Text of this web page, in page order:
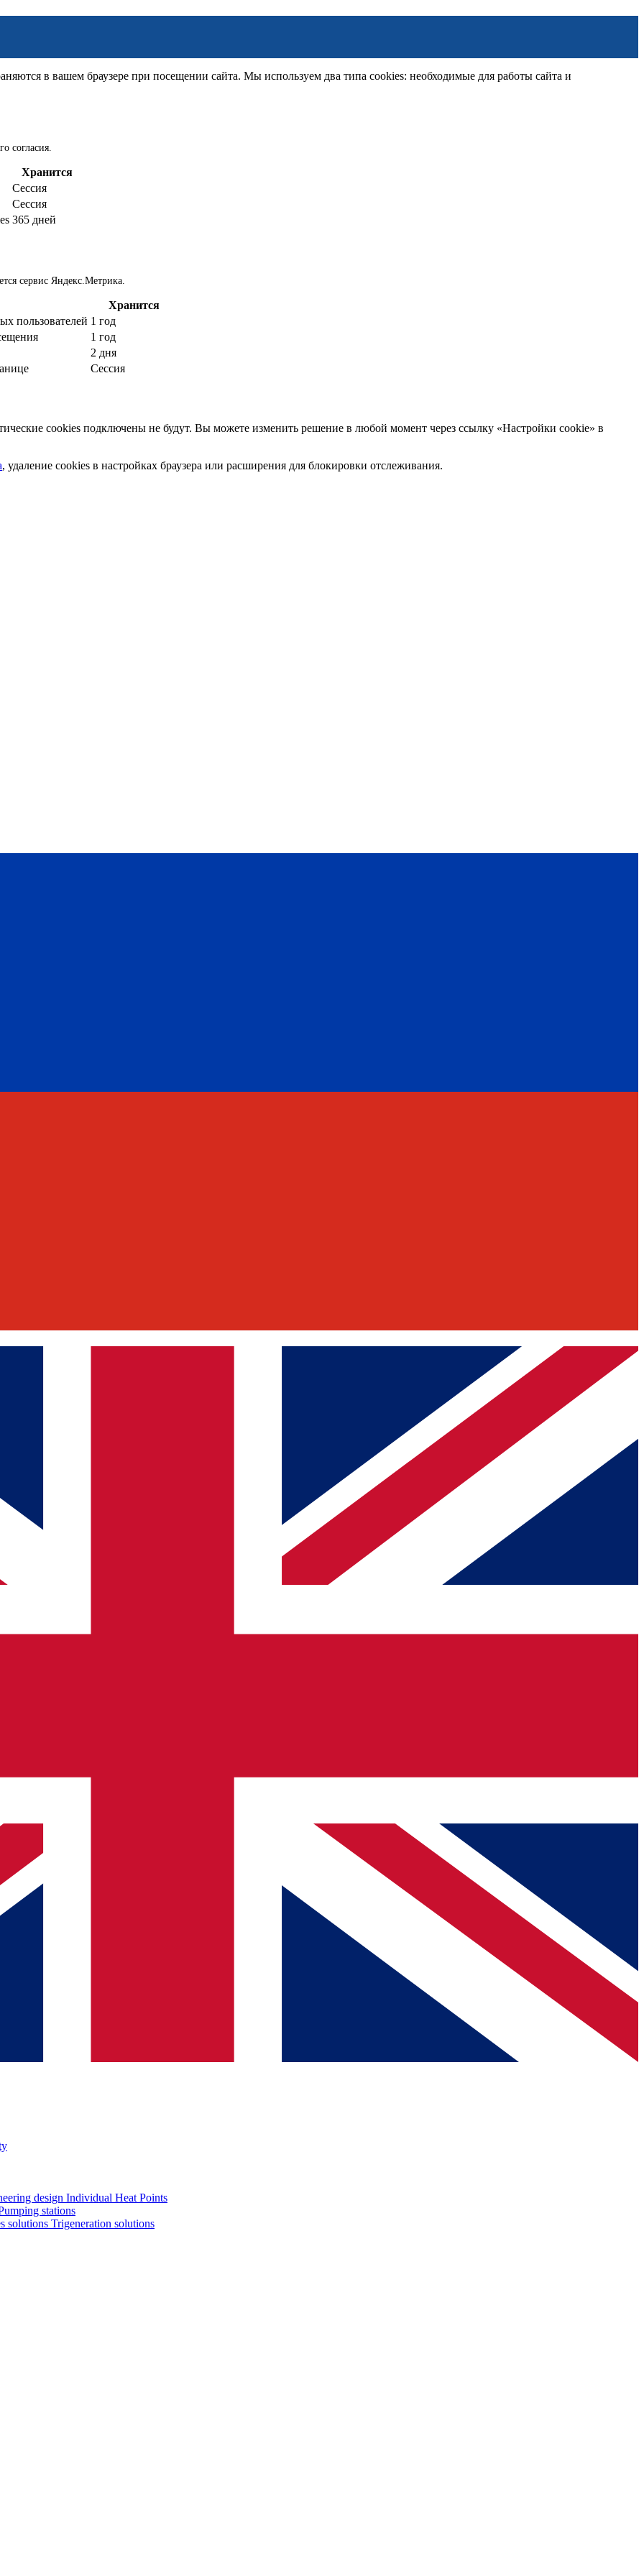
в вашем браузере при посещении сайта. Мы используем два типа cookies: необходимые для работы сайта и
согласия.
Хранится
Сессия
Сессия
365 дней
сервис Яндекс.Метрика.
Хранится
пользователей 1 год
1 год
2 дня
Сессия
cookies подключены не будут. Вы можете изменить решение в любой момент через ссылку «Настройки cookie» в
, удаление cookies в настройках браузера или расширения для блокировки отслеживания.
design Individual Heat Points
stations
solutions Trigeneration solutions